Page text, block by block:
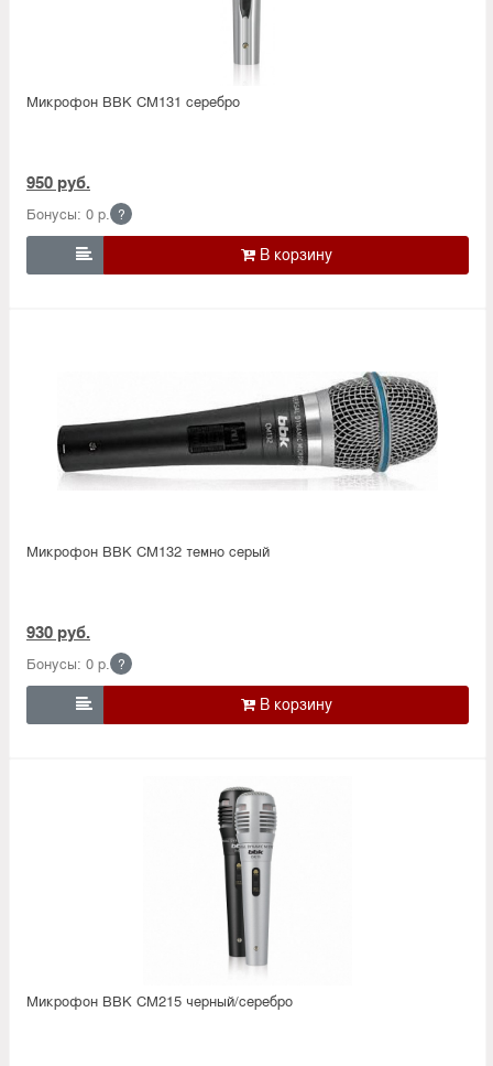
Микрофон BBK CM131 серебро
950 руб.
Бонусы: 0 р. ?

Микрофон BBK CM132 темно серый
930 руб.
Бонусы: 0 р. ?

Микрофон BBK CM215 черный/серебро